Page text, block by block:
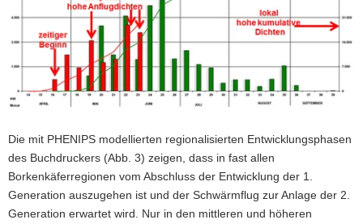
Die mit PHENIPS modellierten regionalisierten Entwicklungsphasen
des Buchdruckers (Abb. 3) zeigen, dass in fast allen
Borkenkäferregionen vom Abschluss der Entwicklung der 1.
Generation auszugehen ist und der Schwärmflug zur Anlage der 2.
Generation erwartet wird. Nur in den mittleren und höheren